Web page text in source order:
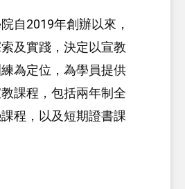
自2019年創辦以來，
及實踐，決定以宣教
為定位，為學員提供
課程，包括兩年制全
程，以及短期證書課